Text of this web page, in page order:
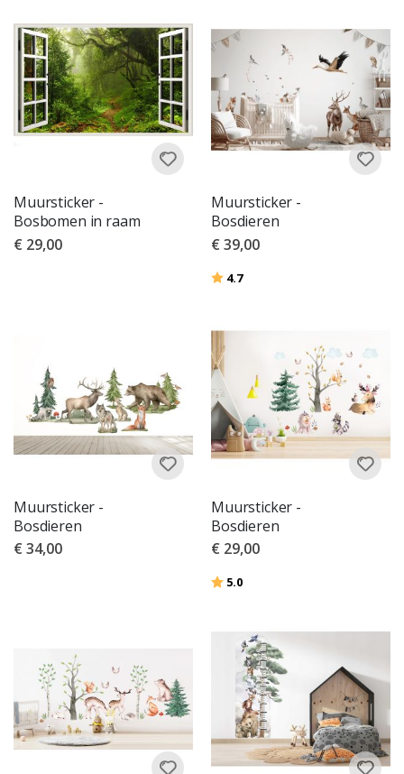
Muursticker -
Bosbomen in raam
€ 29,00
Muursticker -
Bosdieren
€ 39,00
Beoordeling:
4.7uit 5 sterren
Muursticker -
Bosdieren
€ 34,00
Muursticker -
Bosdieren
€ 29,00
Beoordeling:
5.0